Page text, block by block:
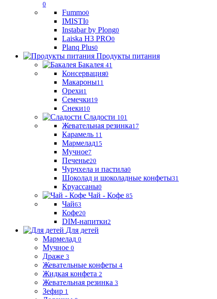
0
Fummo0
IMISTI0
Instabar by Plong0
Laiska H3 PRO0
Planq Plus0
Продукты питания
Бакалея 41
Консервация0
Макароны11
Орехи1
Семечки19
Снеки10
Сладости 101
Жевательная резинка17
Карамель 11
Мармелад15
Мучное7
Печенье20
Чурчхела и пастила0
Шоколад и шоколадные конфеты31
Круассаны0
Чай - Кофе 85
Чай63
Кофе20
DIM-напитки2
Для детей
Мармелад 0
Мучное 0
Драже 3
Жевательные конфеты 4
Жидкая конфета 2
Жевательная резинка 3
Зефир 1